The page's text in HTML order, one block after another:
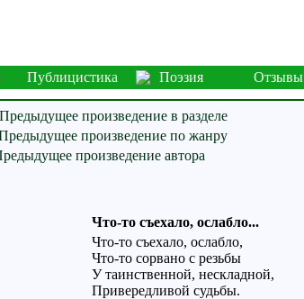
Публицистика Поэзия Отзывы
Что-то съехало, ослабло...
Что-то съехало, ослабло,
Что-то сорвано с резьбы
У таинственной, нескладной,
Привередливой судьбы.